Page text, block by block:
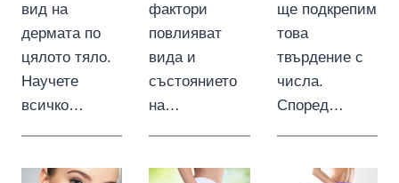
вид на
дермата по
цялото тяло.
Научете
всичко…
фактори
повлияват
вида и
състоянието
на…
ще подкрепим
това
твърдение с
числа.
Според…